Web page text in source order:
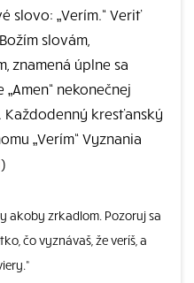
slovo: „Verím.“ Veriť
slovám,
znamená úplne sa
nekonečnej
kresťanský
„Verím“ Vyznania
)
akoby zrkadlom. Pozoruj sa
čo vyznávaš, že veríš, a